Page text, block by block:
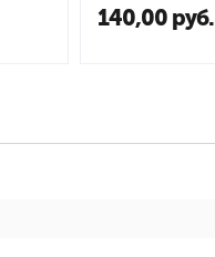
140,00 руб.